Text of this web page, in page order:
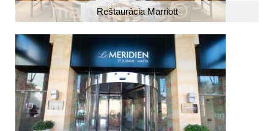
Reštaurácia Marriott